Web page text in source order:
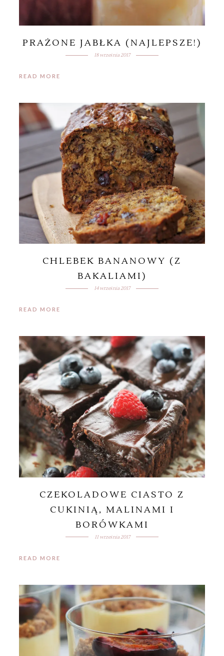
PRAŻONE JABŁKA (NAJLEPSZE!)
18 września 2017
READ MORE
CHLEBEK BANANOWY (Z
BAKALIAMI)
14 września 2017
READ MORE
CZEKOLADOWE CIASTO Z
CUKINIĄ, MALINAMI I
BORÓWKAMI
11 września 2017
READ MORE